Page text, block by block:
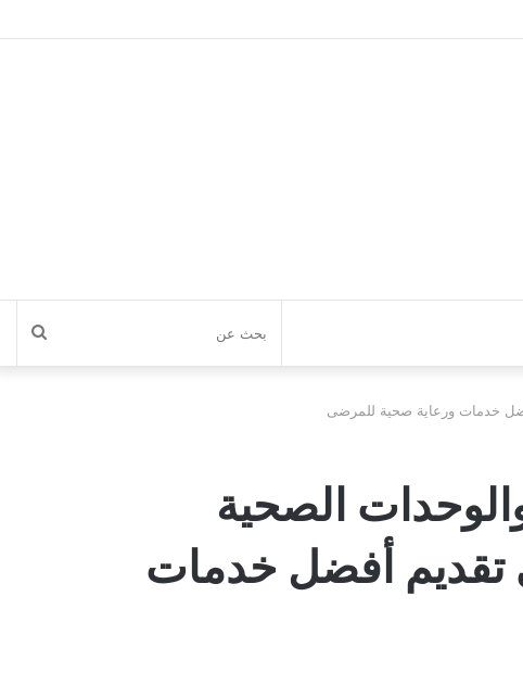
بحث
خدمات ورعاية صحية للمرضى
الصحية
تقديم أفضل خدمات